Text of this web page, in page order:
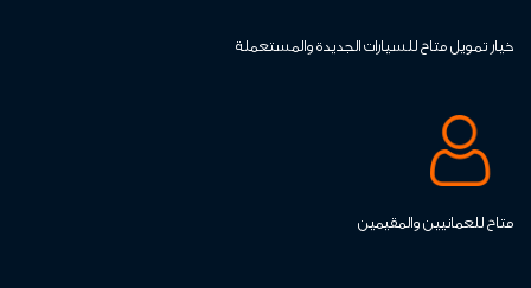
خيار تمويل متاح للسيارات الجديدة والمستعملة
متاح للعمانيين والمقيمين